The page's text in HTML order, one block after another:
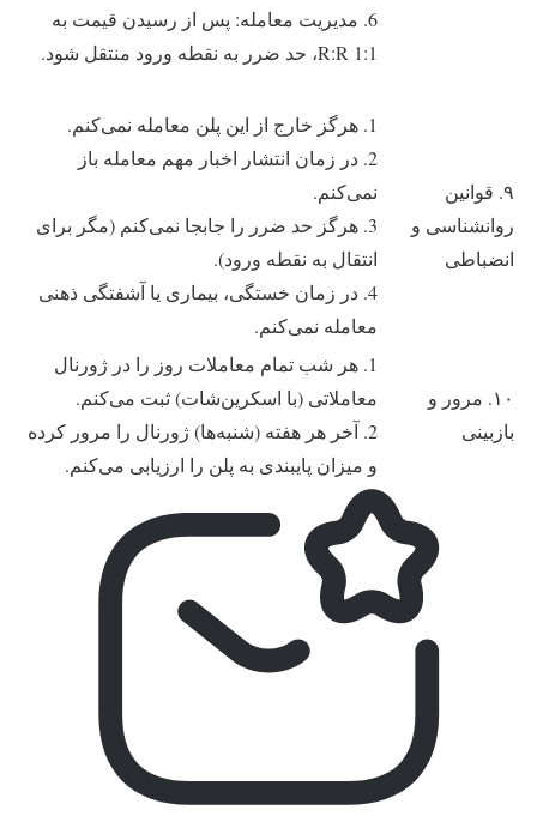
6. مدیریت معامله: پس از رسیدن قیمت به
R:R 1:1، حد ضرر به نقطه ورود منتقل شود.
۹. قوانین
روانشناسی و
انضباطی
1. هرگز خارج از این پلن معامله نمی‌کنم.
2. در زمان انتشار اخبار مهم معامله باز
نمی‌کنم.
3. هرگز حد ضرر را جابجا نمی‌کنم (مگر برای
انتقال به نقطه ورود).
4. در زمان خستگی، بیماری یا آشفتگی ذهنی
معامله نمی‌کنم.
۱۰. مرور و
بازبینی
1. هر شب تمام معاملات روز را در ژورنال
معاملاتی (با اسکرین‌شات) ثبت می‌کنم.
2. آخر هر هفته (شنبه‌ها) ژورنال را مرور کرده
و میزان پایبندی به پلن را ارزیابی می‌کنم.